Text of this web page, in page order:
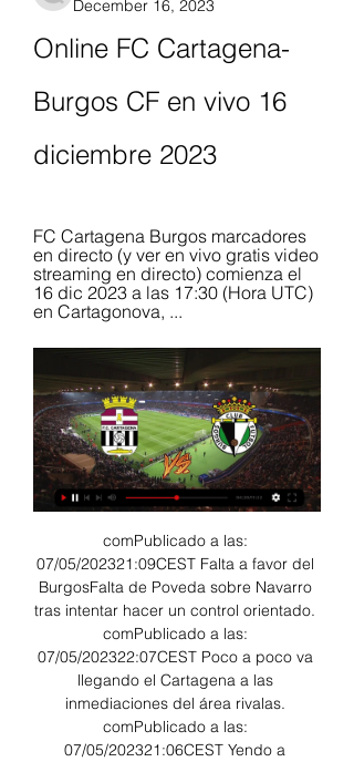
December 16, 2023
Online FC Cartagena-
Burgos CF en vivo 16
diciembre 2023
FC Cartagena Burgos marcadores
en directo (y ver en vivo gratis video
streaming en directo) comienza el
16 dic 2023 a las 17:30 (Hora UTC)
en Cartagonova, ...
comPublicado a las:
07/05/202321:09CEST Falta a favor del
BurgosFalta de Poveda sobre Navarro
tras intentar hacer un control orientado.
comPublicado a las:
07/05/202322:07CEST Poco a poco va
llegando el Cartagena a las
inmediaciones del área rivalas.
comPublicado a las:
07/05/202321:06CEST Yendo a